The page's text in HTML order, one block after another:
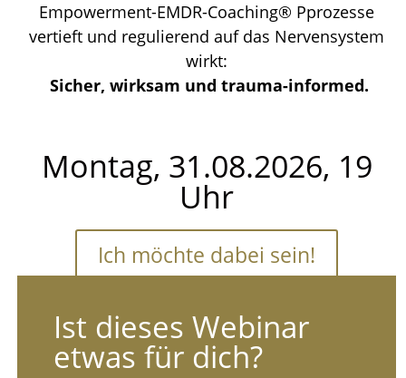
Empowerment-EMDR-Coaching® Pprozesse
vertieft und regulierend auf das Nervensystem
wirkt:
Sicher, wirksam und trauma-informed.
Montag, 31.08.2026, 19
Uhr
Ich möchte dabei sein!
Ist dieses Webinar
etwas für dich?